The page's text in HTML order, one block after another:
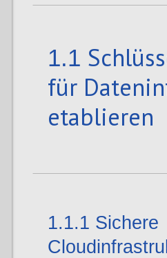
1.1
für
etablieren
1.1.1 Sichere